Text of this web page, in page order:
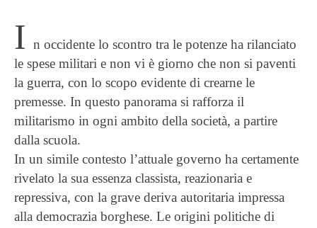
I n occidente lo scontro tra le potenze ha rilanciato
le spese militari e non vi è giorno che non si paventi
la guerra, con lo scopo evidente di crearne le
premesse. In questo panorama si rafforza il
militarismo in ogni ambito della società, a partire
dalla scuola.
In un simile contesto l’attuale governo ha certamente
rivelato la sua essenza classista, reazionaria e
repressiva, con la grave deriva autoritaria impressa
alla democrazia borghese. Le origini politiche di